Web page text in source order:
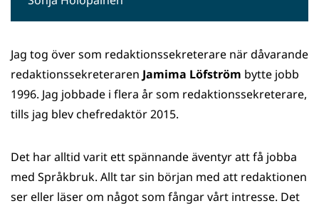
Jag tog över som redaktionssekreterare när dåvarande
redaktionssekreteraren Jamima Löfström bytte jobb
1996. Jag jobbade i flera år som redaktionssekreterare,
tills jag blev chefredaktör 2015.
Det har alltid varit ett spännande äventyr att få jobba
med Språkbruk. Allt tar sin början med att redaktionen
ser eller läser om något som fångar vårt intresse. Det